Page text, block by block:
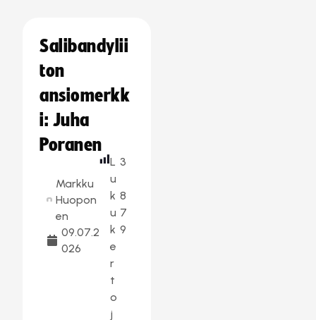
Salibandylii
ton
ansiomerkk
i: Juha
Poranen
Markku
Huopon
en
09.07.2
026
L
u
k
u
k
e
r
t
o
j
3
8
7
9